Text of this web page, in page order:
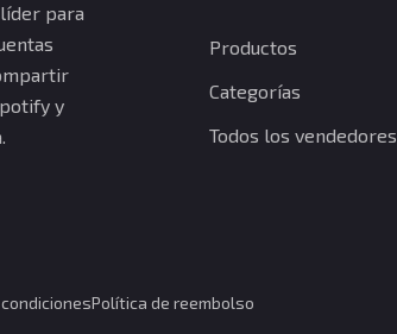
para
y
Productos
Categorías
Todos los vendedores
Política de reembolso